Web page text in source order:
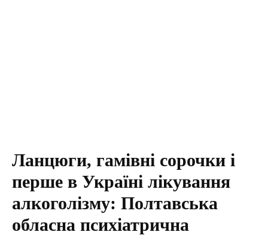
Ланцюги, гамівні сорочки і
перше в Україні лікування
алкоголізму: Полтавська
обласна психіатрична